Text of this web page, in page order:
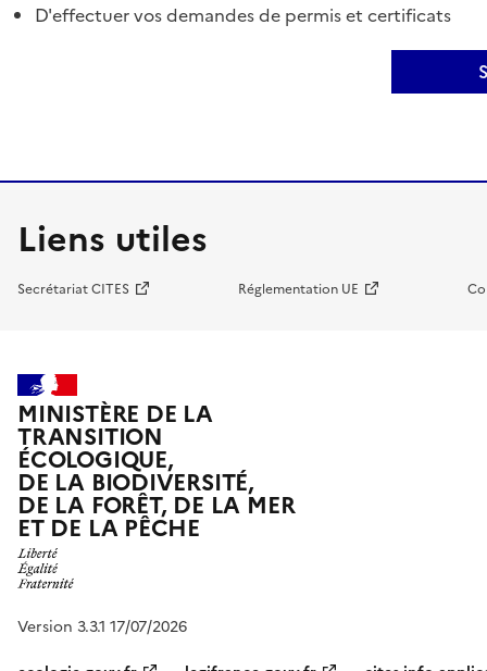
D'effectuer vos demandes de permis et certificats
Liens utiles
Secrétariat CITES Réglementation UE
MINISTÈRE DE LA
TRANSITION
ÉCOLOGIQUE,
DE LA BIODIVERSITÉ,
DE LA FORÊT, DE LA MER
ET DE LA PÊCHE
Version 3.3.1 17/07/2026